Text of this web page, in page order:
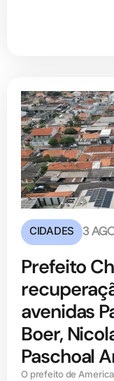
CIDADES 3
Prefeito
avenidas
Boer,
Paschoal
O prefeito de